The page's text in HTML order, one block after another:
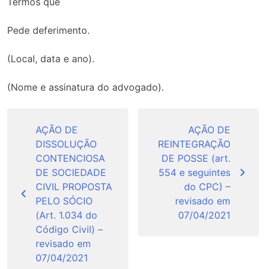
Pede deferimento.
(Local, data e ano).
(Nome e assinatura do advogado).
Post
AÇÃO DE
DISSOLUÇÃO
CONTENCIOSA
DE SOCIEDADE
CIVIL PROPOSTA
PELO SÓCIO
(Art. 1.034 do
Código Civil) –
revisado em
07/04/2021
AÇÃO DE
REINTEGRAÇÃO
DE POSSE (art.
554 e seguintes
do CPC) –
revisado em
07/04/2021